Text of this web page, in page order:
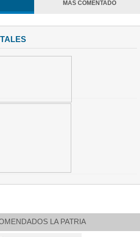
MÁS COMENTADO
LA PATRIA